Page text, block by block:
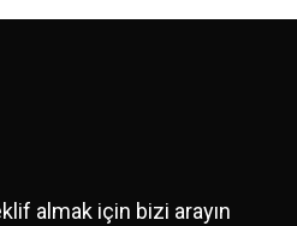
almak için bizi arayın